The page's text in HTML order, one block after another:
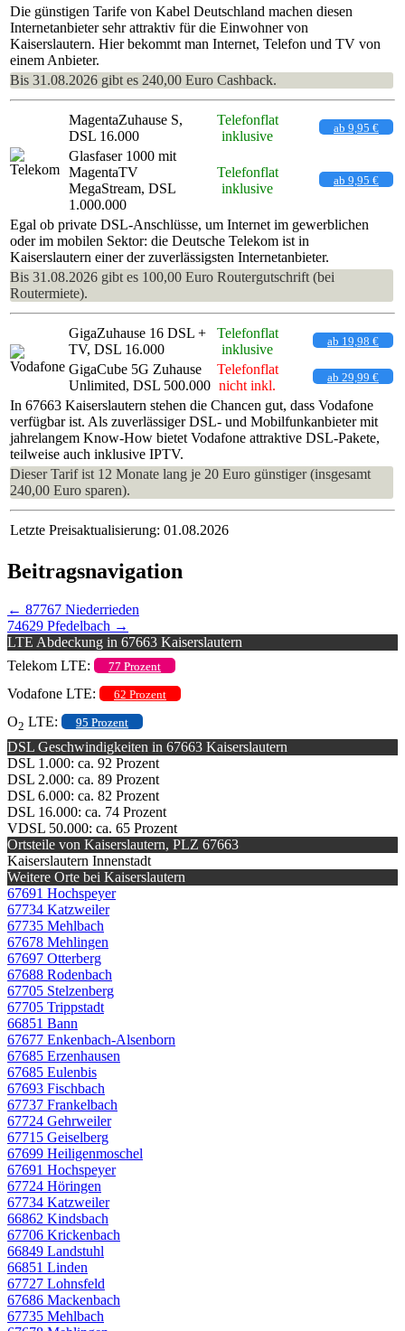
Die günstigen Tarife von Kabel Deutschland machen diesen
Internetanbieter sehr attraktiv für die Einwohner von
Kaiserslautern. Hier bekommt man Internet, Telefon und TV von
einem Anbieter.
Bis 31.08.2026 gibt es 240,00 Euro Cashback.
MagentaZuhause S,
DSL 16.000
Telefonflat
inklusive
ab 9,95 €
Glasfaser 1000 mit
MagentaTV
MegaStream, DSL
1.000.000
Telefonflat
inklusive
ab 9,95 €
Egal ob private DSL-Anschlüsse, um Internet im gewerblichen
oder im mobilen Sektor: die Deutsche Telekom ist in
Kaiserslautern einer der zuverlässigsten Internetanbieter.
Bis 31.08.2026 gibt es 100,00 Euro Routergutschrift (bei
Routermiete).
GigaZuhause 16 DSL +
TV, DSL 16.000
Telefonflat
inklusive
ab 19,98 €
GigaCube 5G Zuhause
Unlimited, DSL 500.000
Telefonflat
nicht inkl.
ab 29,99 €
In 67663 Kaiserslautern stehen die Chancen gut, dass Vodafone
verfügbar ist. Als zuverlässiger DSL- und Mobilfunkanbieter mit
jahrelangem Know-How bietet Vodafone attraktive DSL-Pakete,
teilweise auch inklusive IPTV.
Dieser Tarif ist 12 Monate lang je 20 Euro günstiger (insgesamt
240,00 Euro sparen).
Letzte Preisaktualisierung: 01.08.2026
Beitragsnavigation
← 87767 Niederrieden
74629 Pfedelbach →
LTE Abdeckung in 67663 Kaiserslautern
Telekom LTE:
77 Prozent
Vodafone LTE: 62 Prozent
O2 LTE: 95 Prozent
DSL Geschwindigkeiten in 67663 Kaiserslautern
DSL 1.000: ca. 92 Prozent
DSL 2.000: ca. 89 Prozent
DSL 6.000: ca. 82 Prozent
DSL 16.000: ca. 74 Prozent
VDSL 50.000: ca. 65 Prozent
Ortsteile von Kaiserslautern, PLZ 67663
Kaiserslautern Innenstadt
Weitere Orte bei Kaiserslautern
67691 Hochspeyer
67734 Katzweiler
67735 Mehlbach
67678 Mehlingen
67697 Otterberg
67688 Rodenbach
67705 Stelzenberg
67705 Trippstadt
66851 Bann
67677 Enkenbach-Alsenborn
67685 Erzenhausen
67685 Eulenbis
67693 Fischbach
67737 Frankelbach
67724 Gehrweiler
67715 Geiselberg
67699 Heiligenmoschel
67691 Hochspeyer
67724 Höringen
67734 Katzweiler
66862 Kindsbach
67706 Krickenbach
66849 Landstuhl
66851 Linden
67727 Lohnsfeld
67686 Mackenbach
67735 Mehlbach